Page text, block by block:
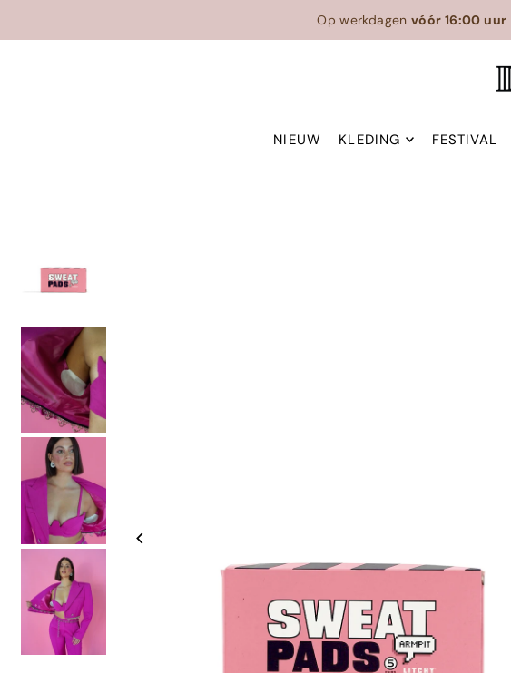
Translation missing: nl.accessibility.skip_to_textOp werkdagenvóór 16:00 uur
NIEUW KLEDING FESTIVAL